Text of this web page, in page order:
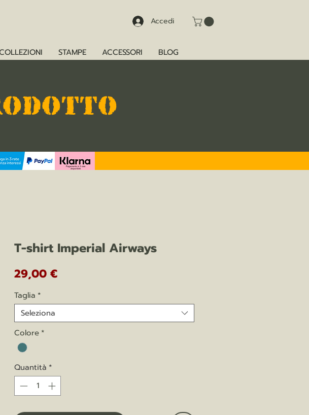
Accedi
STAMPE ACCESSORI BLOG
T-shirt Imperial Airways
29,00 €Prezzo
Taglia *
Seleziona
Colore *
Quantità *